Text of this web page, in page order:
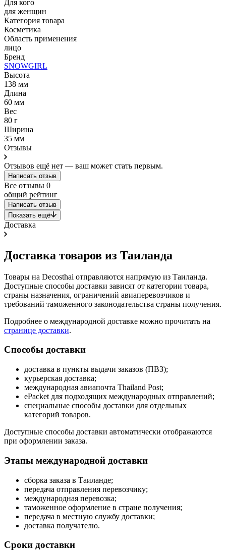
Для кого
для женщин
Категория товара
Косметика
Область применения
лицо
Бренд
SNOWGIRL
Высота
138 мм
Длина
60 мм
Вес
80 г
Ширина
35 мм
Отзывы
Отзывов ещё нет — ваш может стать первым.
Написать отзыв
Все отзывы 0
общий рейтинг
Написать отзыв
Показать ещё
Доставка
Доставка товаров из Таиланда
Товары на Decosthai отправляются напрямую из Таиланда.
Доступные способы доставки зависят от категории товара,
страны назначения, ограничений авиаперевозчиков и
требований таможенного законодательства страны получения.
Подробнее о международной доставке можно прочитать на
странице доставки.
Способы доставки
доставка в пункты выдачи заказов (ПВЗ);
курьерская доставка;
международная авиапочта Thailand Post;
ePacket для подходящих международных отправлений;
специальные способы доставки для отдельных
категорий товаров.
Доступные способы доставки автоматически отображаются
при оформлении заказа.
Этапы международной доставки
сборка заказа в Таиланде;
передача отправления перевозчику;
международная перевозка;
таможенное оформление в стране получения;
передача в местную службу доставки;
доставка получателю.
Сроки доставки